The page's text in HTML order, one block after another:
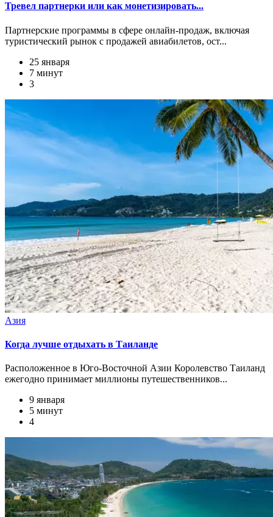
Тревел партнерки или как монетизировать...
Партнерские программы в сфере онлайн-продаж, включая
туристический рынок с продажей авиабилетов, ост...
25 января
7 минут
3
Азия
Когда лучше отдыхать в Таиланде
Расположенное в Юго-Восточной Азии Королевство Таиланд
ежегодно принимает миллионы путешественников...
9 января
5 минут
4